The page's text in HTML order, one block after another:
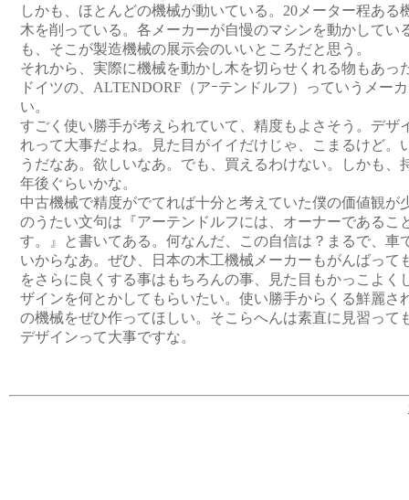
しかも、ほとんどの機械が動いている。20メーター程ある
木を削っている。各メーカーが自慢のマシンを動かしてい
も、そこが製造機械の展示会のいいところだと思う。
それから、実際に機械を動かし木を切らせくれる物もあっ
ドイツの、ALTENDORF（アｰテンドルフ）っていうメー
い。
すごく使い勝手が考えられていて、精度もよさそう。デザ
れって大事だよね。見た目がイイだけじゃ、こまるけど。
うだなあ。欲しいなあ。でも、買えるわけない。しかも、
年後ぐらいかな。
中古機械で精度がでてれば十分と考えていた僕の価値観が
のうたい文句は『アーテンドルフには、オーナーであるこ
す。』と書いてある。何なんだ、この自信は？まるで、車
いからなあ。ぜひ、日本の木工機械メーカーもがんばって
をさらに良くする事はもちろんの事、見た目もかっこよく
ザインを何とかしてもらいたい。使い勝手からくる鮮麗さ
の機械をぜひ作ってほしい。そこらへんは素直に見習って
デザインって大事ですな。